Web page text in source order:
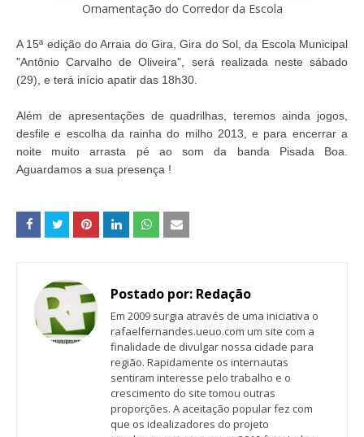
Ornamentação do Corredor da Escola
A 15ª edição do Arraia do Gira, Gira do Sol, da Escola Municipal
"Antônio Carvalho de Oliveira", será realizada neste sábado
(29), e terá início apatir das 18h30.
Além de apresentações de quadrilhas, teremos ainda jogos,
desfile e escolha da rainha do milho 2013, e para encerrar a
noite muito arrasta pé ao som da banda Pisada Boa.
Aguardamos a sua presença !
Postado por: Redação
Em 2009 surgia através de uma iniciativa o
rafaelfernandes.ueuo.com um site com a
finalidade de divulgar nossa cidade para
região. Rapidamente os internautas
sentiram interesse pelo trabalho e o
crescimento do site tomou outras
proporções. A aceitação popular fez com
que os idealizadores do projeto